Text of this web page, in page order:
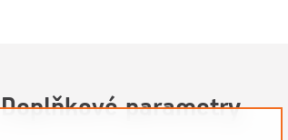
Doplňkové parametry